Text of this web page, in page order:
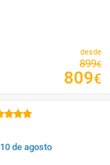
desde
899€
809€
de agosto